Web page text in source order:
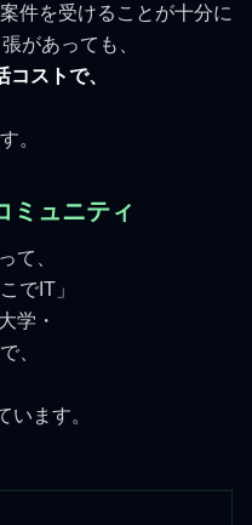
件を受けることが十分に
があっても、
コストで、
。
ミュニティ
て、
でIT」
学・
、
います。